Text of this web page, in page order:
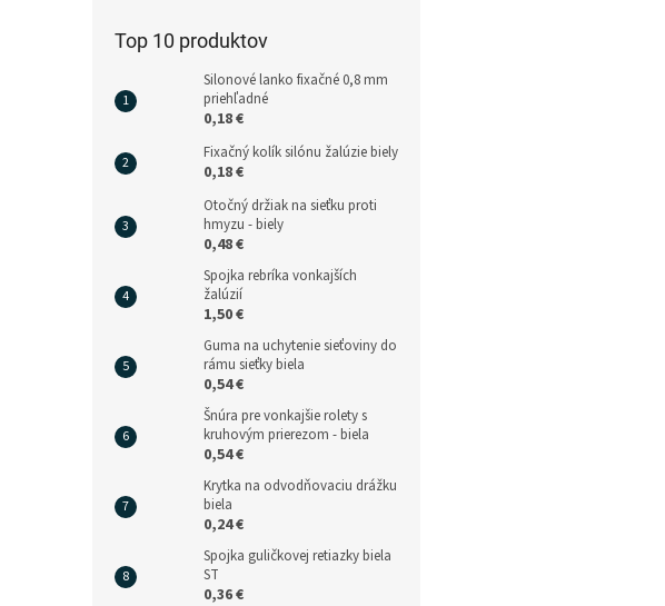
Top 10 produktov
Silonové lanko fixačné 0,8 mm
priehľadné
0,18 €
Fixačný kolík silónu žalúzie biely
0,18 €
Otočný držiak na sieťku proti
hmyzu - biely
0,48 €
Spojka rebríka vonkajších
žalúzií
1,50 €
Guma na uchytenie sieťoviny do
rámu sieťky biela
0,54 €
Šnúra pre vonkajšie rolety s
kruhovým prierezom - biela
0,54 €
Krytka na odvodňovaciu drážku
biela
0,24 €
Spojka guličkovej retiazky biela
ST
0,36 €